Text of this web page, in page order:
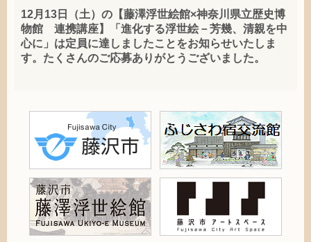
12月13日（土）の【藤澤浮世絵館×神奈川県立歴史博
物館 連携講座】「進化する浮世絵－芳幾、清親を中
心に」は定員に達しましたことをお知らせいたしま
す。たくさんのご応募ありがとうございました。